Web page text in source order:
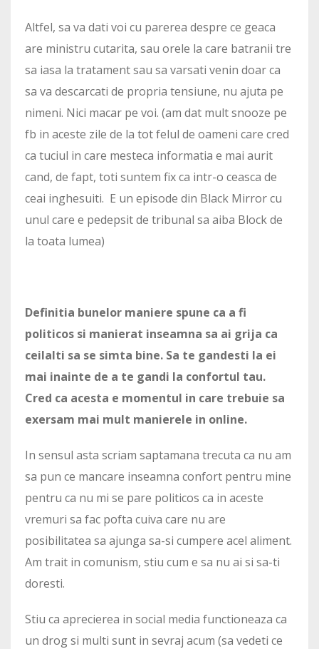
Altfel, sa va dati voi cu parerea despre ce geaca
are ministru cutarita, sau orele la care batranii tre
sa iasa la tratament sau sa varsati venin doar ca
sa va descarcati de propria tensiune, nu ajuta pe
nimeni. Nici macar pe voi. (am dat mult snooze pe
fb in aceste zile de la tot felul de oameni care cred
ca tuciul in care mesteca informatia e mai aurit
cand, de fapt, toti suntem fix ca intr-o ceasca de
ceai inghesuiti. E un episode din Black Mirror cu
unul care e pedepsit de tribunal sa aiba Block de
la toata lumea)
Definitia bunelor maniere spune ca a fi
politicos si manierat inseamna sa ai grija ca
ceilalti sa se simta bine. Sa te gandesti la ei
mai inainte de a te gandi la confortul tau.
Cred ca acesta e momentul in care trebuie sa
exersam mai mult manierele in online.
In sensul asta scriam saptamana trecuta ca nu am
sa pun ce mancare inseamna confort pentru mine
pentru ca nu mi se pare politicos ca in aceste
vremuri sa fac pofta cuiva care nu are
posibilitatea sa ajunga sa-si cumpere acel aliment.
Am trait in comunism, stiu cum e sa nu ai si sa-ti
doresti.
Stiu ca aprecierea in social media functioneaza ca
un drog si multi sunt in sevraj acum (sa vedeti ce